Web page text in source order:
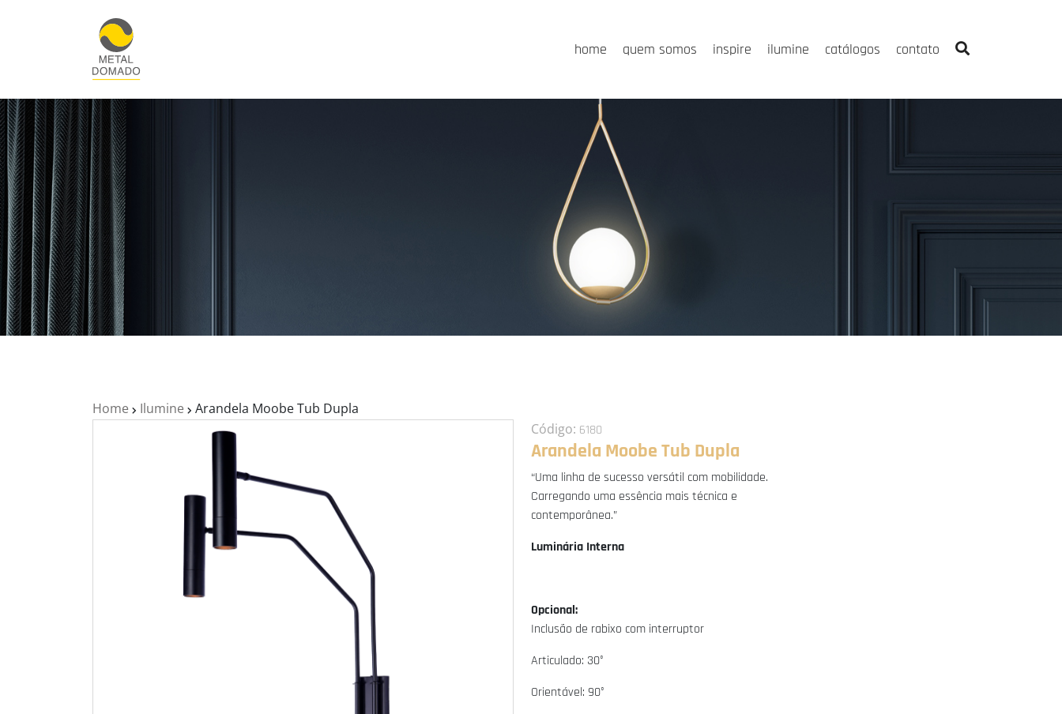
home quem somos inspire ilumine catálogos contato
Home Ilumine
Arandela Moobe Tub Dupla
Código: 6180
Arandela Moobe Tub Dupla
“Uma linha de sucesso versátil com mobilidade.
Carregando uma essência mais técnica e
contemporânea.”
Luminária Interna
Opcional:
Inclusão de rabixo com interruptor
Articulado: 30°
Orientável: 90°